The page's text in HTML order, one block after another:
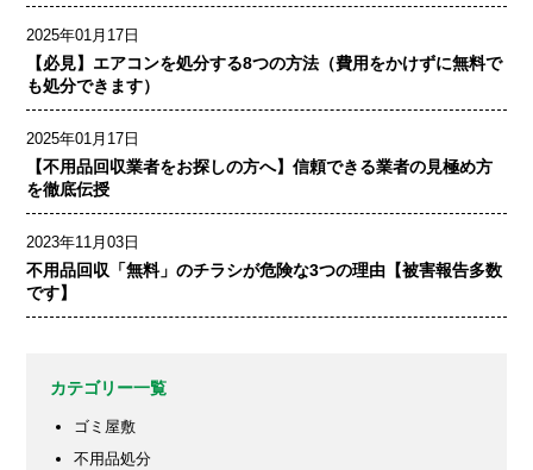
2025年01月17日
【必見】エアコンを処分する8つの方法（費用をかけずに無料で
も処分できます）
2025年01月17日
【不用品回収業者をお探しの方へ】信頼できる業者の見極め方
を徹底伝授
2023年11月03日
不用品回収「無料」のチラシが危険な3つの理由【被害報告多数
です】
カテゴリー一覧
ゴミ屋敷
不用品処分